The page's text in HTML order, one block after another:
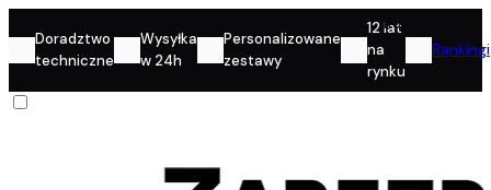
Doradztwo
techniczne
Wysyłka
w 24h
Personalizowane
zestawy
12 lat
na
rynku
Rankingi
Konto